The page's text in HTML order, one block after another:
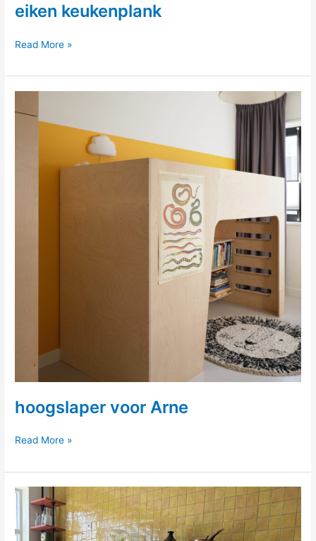
eiken keukenplank
eiken
Read More »
hoogslaper voor Arne
hoogslaper
Arne
Read More »